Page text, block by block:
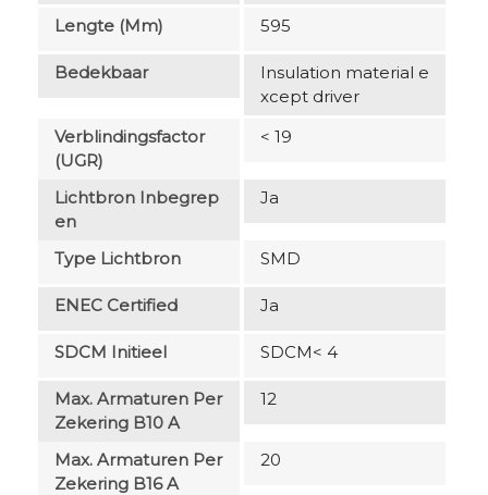
Lengte (mm) 595
Bedekbaar
Insulation material e
xcept driver
Verblindingsfactor
(UGR)
< 19
Lichtbron Inbegrep
En
Ja
Type Lichtbron SMD
ENEC Certified Ja
SDCM Initieel SDCM< 4
Max. Armaturen Per
Zekering B10 A
12
Max. Armaturen Per
Zekering B16 A
20